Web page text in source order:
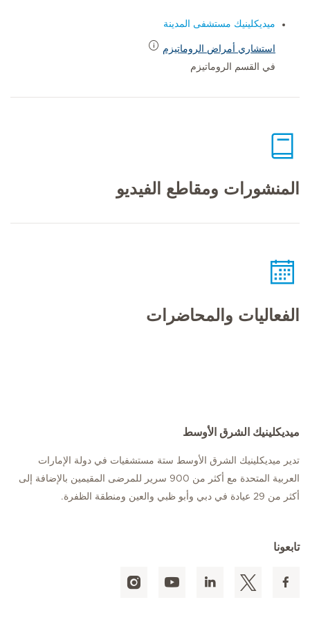
ميديكلينيك مستشفى المدينة
استشاري أمراض الروماتيزم
في القسم الروماتيزم
المنشورات ومقاطع الفيديو
الفعاليات والمحاضرات
ميديكلينيك الشرق الأوسط
تدير ميديكلينيك الشرق الأوسط ستة مستشفيات في دولة الإمارات
العربية المتحدة مع أكثر من 900 سرير للمرضى المقيمين بالإضافة إلى
أكثر من 29 عيادة في دبي وأبو ظبي والعين ومنطقة الظفرة.
تابعونا